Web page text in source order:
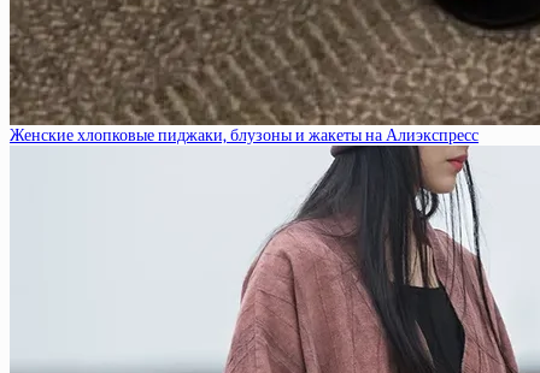
Женские хлопковые пиджаки, блузоны и жакеты на Алиэкспресс